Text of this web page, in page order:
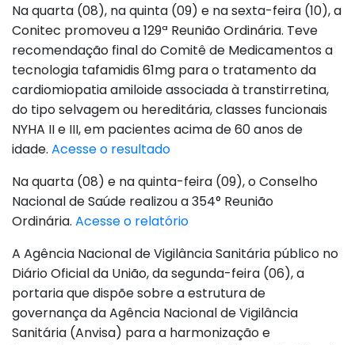
Na quarta (08), na quinta (09) e na sexta-feira (10), a
Conitec promoveu a 129ª Reunião Ordinária. Teve
recomendação final do Comitê de Medicamentos a
tecnologia tafamidis 61mg para o tratamento da
cardiomiopatia amiloide associada à transtirretina,
do tipo selvagem ou hereditária, classes funcionais
NYHA II e III, em pacientes acima de 60 anos de
idade. Acesse o resultado
Na quarta (08) e na quinta-feira (09), o Conselho
Nacional de Saúde realizou a 354° Reunião
Ordinária. Acesse o relatório
A Agência Nacional de Vigilância Sanitária público no
Diário Oficial da União, da segunda-feira (06), a
portaria que dispõe sobre a estrutura de
governança da Agência Nacional de Vigilância
Sanitária (Anvisa) para a harmonização e